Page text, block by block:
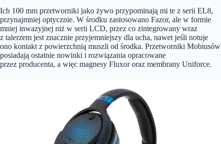
Ich 100 mm przetworniki jako żywo przypominają mi te z serii EL8,
przynajmniej optycznie. W środku zastosowano Fazor, ale w formie
mniej inwazyjnej niż w serii LCD, przez co zintegrowany wraz
z talerzem jest znacznie przyjemniejszy dla ucha, nawet jeśli notuje
ono kontakt z powierzchnią muszli od środka. Przetworniki Mobiusów
posiadają ostatnie nowinki i rozwiązania opracowane
przez producenta, a więc magnesy Fluxor oraz membrany Uniforce.